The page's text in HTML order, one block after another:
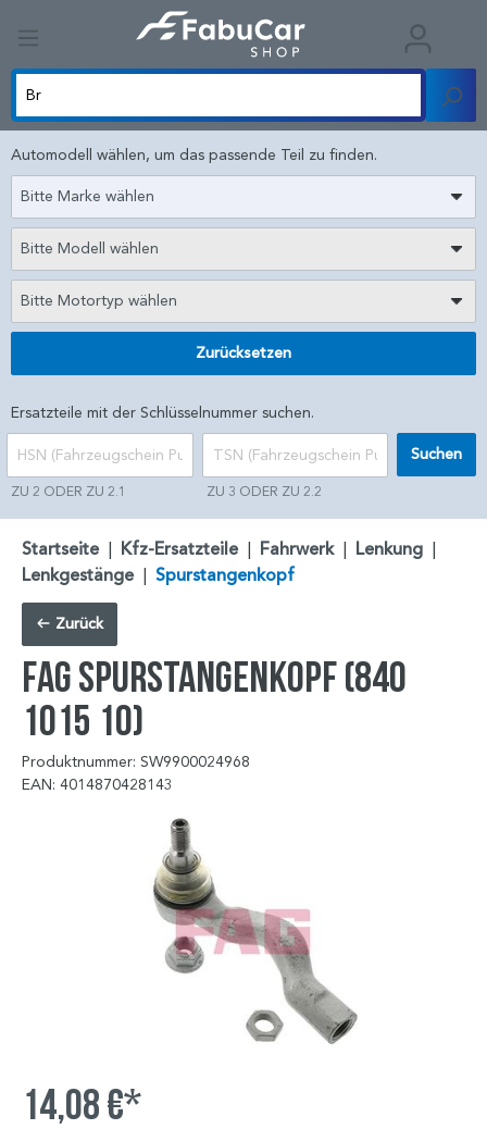
Automodell wählen, um das passende Teil zu finden.
Bitte Marke wählen
Bitte Modell wählen
Bitte Motortyp wählen
Zurücksetzen
Ersatzteile mit der Schlüsselnummer suchen.
ZU 2 ODER ZU 2.1 ZU 3 ODER ZU 2.2
Suchen
Startseite | Kfz-Ersatzteile | Fahrwerk | Lenkung |
Lenkgestänge | Spurstangenkopf
Zurück
FAG Spurstangenkopf (840
1015 10)
Produktnummer: SW9900024968
EAN: 4014870428143
14,08 €*